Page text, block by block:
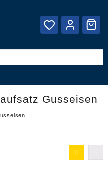
Gusseisen